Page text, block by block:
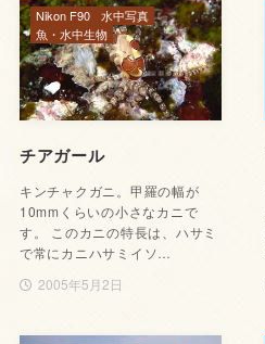
チアガール
キンチャクガニ。甲羅の幅が
10mmくらいの小さなカニで
す。 このカニの特長は、ハサミ
で常にカニハサミイソ…
2005年5月2日
Nikon F90
水中写真
魚・水中生物